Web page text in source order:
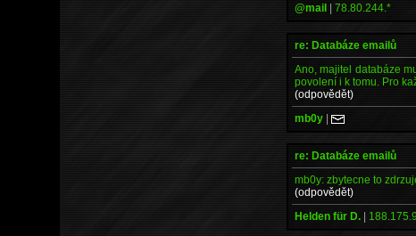
@mail |78.80.244.*
re: Databáze emailů
Ano, majitel databáze
povolení i k tomu. Pro
(odpovědět)
mb0y |
re: Databáze emailů
mb0y: zbytecne to
(odpovědět)
Helden für D. |